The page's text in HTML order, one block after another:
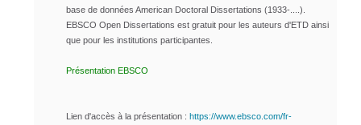
base de données American Doctoral Dissertations (1933-....).
EBSCO Open Dissertations est gratuit pour les auteurs d'ETD ainsi
que pour les institutions participantes
Présentation EBSCO
Lien d'accès à la présentation : https://www.ebsco.com/fr-